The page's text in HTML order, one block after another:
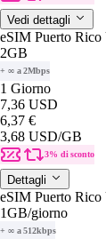
Vedi dettagli
eSIM Puerto Rico
2GB
+ ∞ a 2Mbps
1 Giorno
7,36 USD
6,37 €
3,68 USD/GB
3% di sconto
Dettagli
eSIM Puerto Rico
1GB/giorno
+ ∞ a 512kbps